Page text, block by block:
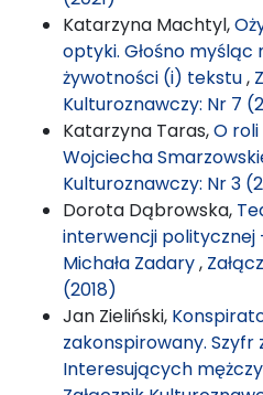
Katarzyna Machtyl,
optyki. Głośno
żywotności (i) tekstu,
Kulturoznawczy: Nr 7
Katarzyna Taras,O
Wojciecha
Kulturoznawczy: Nr 3
Dorota Dąbrowska,
interwencji politycznej
Michała Zadary,
(2018)
Jan Zieliński,
zakonspirowany.
Interesujących